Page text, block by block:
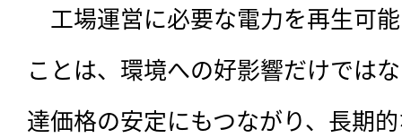
工場運営に必要な電力を再生可
ことは、環境への好影響だけでは
達価格の安定にもつながり、長期